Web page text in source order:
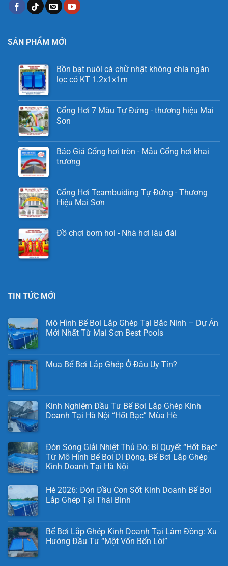
SẢN PHẨM MỚI
Bồn bạt nuôi cá chữ nhật không chia ngăn
lọc có KT 1.2x1x1m
Cổng Hơi 7 Màu Tự Đứng - thương hiệu Mai
Sơn
Báo Giá Cổng hơi tròn - Mẫu Cổng hơi khai
trương
Cổng Hơi Teambuiding Tự Đứng - Thương
Hiệu Mai Sơn
Đồ chơi bơm hơi - Nhà hơi lâu đài
TIN TỨC MỚI
Mô Hình Bể Bơi Lắp Ghép Tại Bắc Ninh – Dự Án
Mới Nhất Từ Mai Sơn Best Pools
Mua Bể Bơi Lắp Ghép Ở Đâu Uy Tín?
Kinh Nghiệm Đầu Tư Bể Bơi Lắp Ghép Kinh
Doanh Tại Hà Nội “Hốt Bạc” Mùa Hè
Đón Sóng Giải Nhiệt Thủ Đô: Bí Quyết “Hốt Bạc”
Từ Mô Hình Bể Bơi Di Động, Bể Bơi Lắp Ghép
Kinh Doanh Tại Hà Nội
Hè 2026: Đón Đầu Cơn Sốt Kinh Doanh Bể Bơi
Lắp Ghép Tại Thái Bình
Bể Bơi Lắp Ghép Kinh Doanh Tại Lâm Đồng: Xu
Hướng Đầu Tư “Một Vốn Bốn Lời”